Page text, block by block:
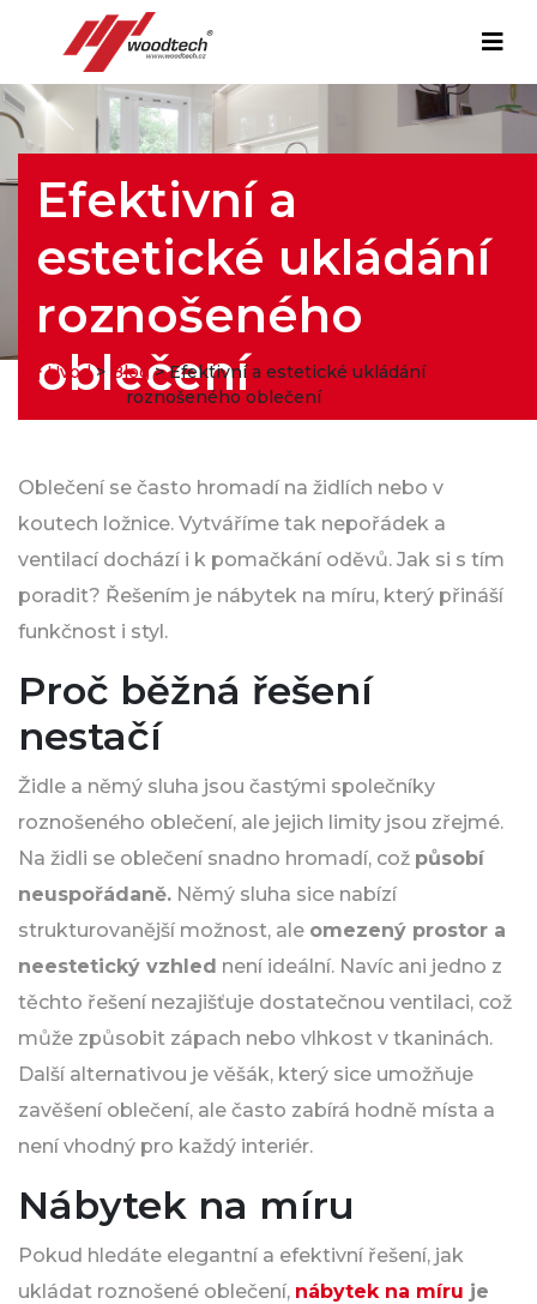
Efektivní a
estetické ukládání
roznošeného
oblečení
Úvod> Blog> Efektivní a estetické ukládání
roznošeného oblečení
Oblečení se často hromadí na židlích nebo v
koutech ložnice. Vytváříme tak nepořádek a
ventilací dochází i k pomačkání oděvů. Jak si s tím
poradit? Řešením je nábytek na míru, který přináší
funkčnost i styl.
Proč běžná řešení
nestačí
Židle a němý sluha jsou častými společníky
roznošeného oblečení, ale jejich limity jsou zřejmé.
Na židli se oblečení snadno hromadí, což působí
neuspořádaně. Němý sluha sice nabízí
strukturovanější možnost, ale omezený prostor a
neestetický vzhled není ideální. Navíc ani jedno z
těchto řešení nezajišťuje dostatečnou ventilaci, což
může způsobit zápach nebo vlhkost v tkaninách.
Další alternativou je věšák, který sice umožňuje
zavěšení oblečení, ale často zabírá hodně místa a
není vhodný pro každý interiér.
Nábytek na míru
Pokud hledáte elegantní a efektivní řešení, jak
ukládat roznošené oblečení, nábytek na míru je